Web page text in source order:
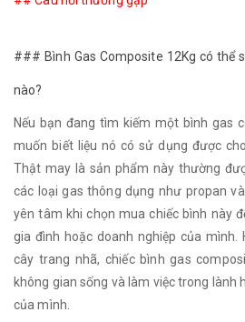
### Bình Gas Composite 12Kg có thể
nào?
Nếu bạn đang tìm kiếm một bình gas
muốn biết liệu nó có sử dụng được
Thật may là sản phẩm này thường
các loại gas thông dụng như propan
yên tâm khi chọn mua chiếc bình này
gia đình hoặc doanh nghiệp của mình.
cây trang nhã, chiếc bình gas
không gian sống và làm việc trong lành
của mình.